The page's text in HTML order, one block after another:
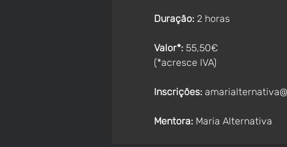
Duração: 2 horas
Valor*: 55,50€
(*acresce IVA)
Inscrições:
Mentora: Maria Alternativa